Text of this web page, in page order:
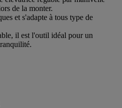
de la monter.
et s'adapte à tous type de
il est l'outil idéal pour un